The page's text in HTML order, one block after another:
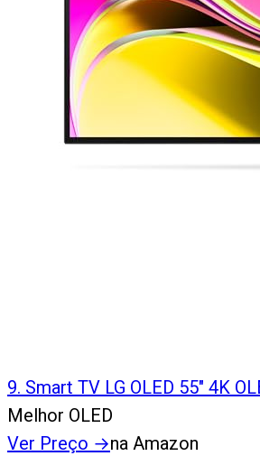
9. Smart TV LG OLED 55" 4K
Melhor OLED
Ver Preço →na Amazon